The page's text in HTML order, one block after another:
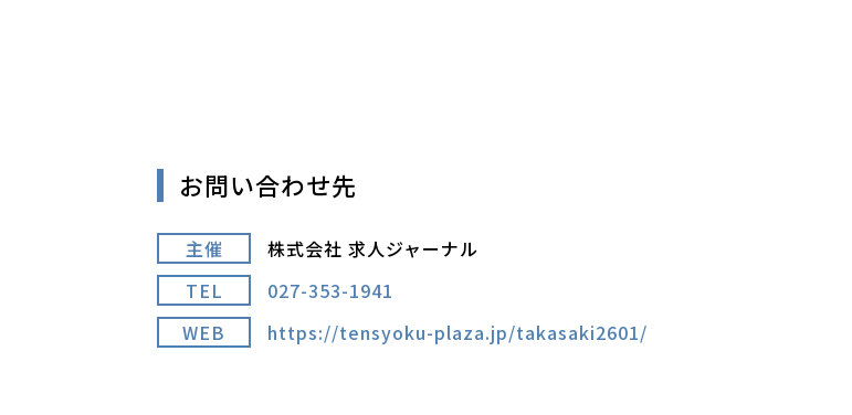
お問い合わせ先
主催
株式会社 求人ジャーナル
TEL
027-353-1941
WEB
https://tensyoku-plaza.jp/takasaki2601/